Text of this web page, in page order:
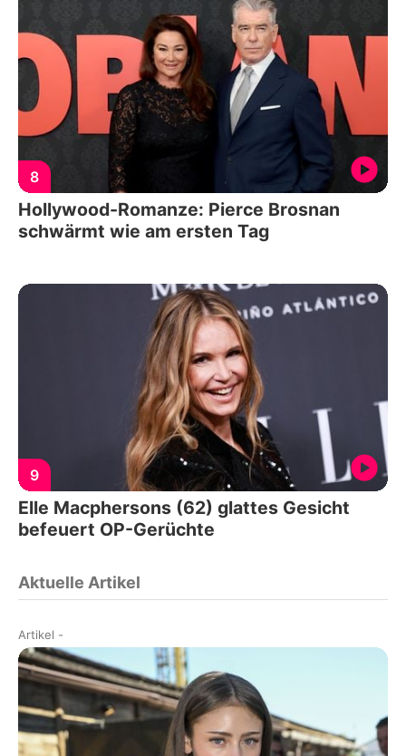
8
Hollywood-Romanze: Pierce Brosnan
schwärmt wie am ersten Tag
9
Elle Macphersons (62) glattes Gesicht
befeuert OP-Gerüchte
Aktuelle Artikel
Artikel -